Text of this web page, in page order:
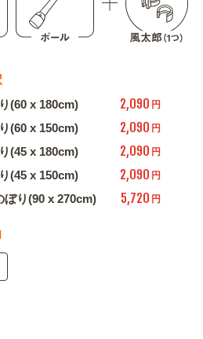
(60 x 180cm)
2,090 円
(60 x 150cm) 2,090 円
(45 x 180cm) 2,090 円
(45 x 150cm) 2,090 円
ぼり(90 x 270cm) 5,720 円